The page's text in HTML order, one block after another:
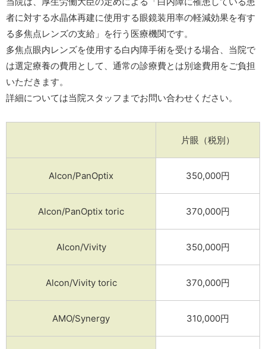
者に対する水晶体再建に使用する眼鏡装用率の軽減効果を有す
る多焦点レンズの支給」を行う医療機関です。
多焦点眼内レンズを使用する白内障手術を受ける場合、当院で
は選定療養の費用として、通常の診療費とは別途費用をご負担
いただきます。
詳細については当院スタッフまでお問い合わせください。
片眼（税別）
Alcon/PanOptix 350,000円
Alcon/PanOptix toric 370,000円
Alcon/Vivity 350,000円
Alcon/Vivity toric 370,000円
AMO/Synergy 310,000円